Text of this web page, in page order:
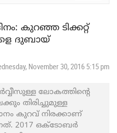
കുറഞ്ഞ ടിക്കറ്റ്
ദുബായ്
November 30, 2016 5:15 pm
ലോകത്തിന്റെ
തിരിച്ചുമുള്ള
കുറവ് നിരക്കാണ്
2017 ഒക്ടോബര്‍